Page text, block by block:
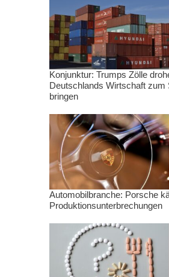
Konjunktur: Trumps Zölle
Deutschlands Wirtschaft zum
bringen
Automobilbranche: Porsche
Produktionsunterbrechungen